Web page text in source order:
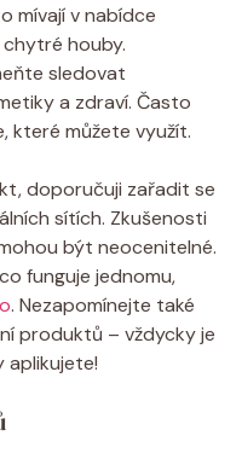
mívají v nabídce
houby.
sledovat
a zdraví. Často
které můžete využít.
doporučuji zařadit se
sítích. Zkušenosti
být neocenitelné.
funguje jednomu,
. Nezapomínejte také
produktů – vždycky je
aplikujete!